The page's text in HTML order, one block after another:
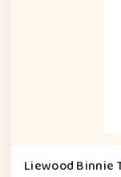
Liewood Binnie